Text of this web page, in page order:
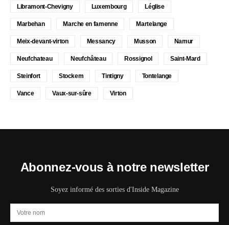
Libramont-Chevigny Luxembourg Léglise
Marbehan Marche en famenne Martelange
Meix-devant-virton Messancy Musson Namur
Neufchateau Neufchâteau Rossignol Saint-Mard
Steinfort Stockem Tintigny Tontelange
Vance Vaux-sur-sûre Virton
Abonnez-vous à notre newsletter
Soyez informé des sorties d'Inside Magazine